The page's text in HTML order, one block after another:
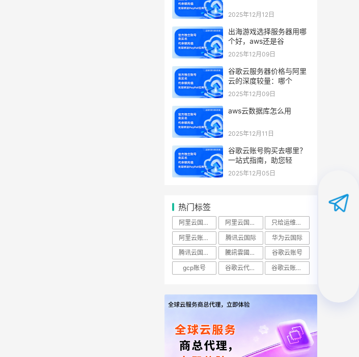
2025年12月12日
出海游戏选择服务器用哪
个好，aws还是谷
2025年12月09日
谷歌云服务器价格与阿里
云的深度较量：哪个
2025年12月09日
aws云数据库怎么用
2025年12月11日
谷歌云账号购买去哪里？
一站式指南，助您轻
2025年12月05日
热门标签
阿里云国际账号 阿里云国际站
只给运维开ECS查看权限怎么做？
阿里云账号购买：（RAM）授权
腾讯云国际
华为云国际
腾讯云国际版
騰訊雲國際站
谷歌云账号
gcp账号
谷歌云代理商 谷歌云账号购买